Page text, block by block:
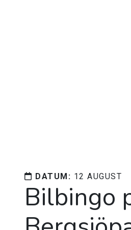
DATUM: 12 AUGUST
Bilbingo